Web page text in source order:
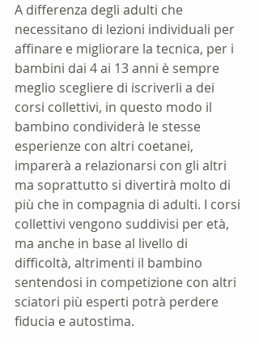
A differenza degli adulti che
necessitano di lezioni individuali per
affinare e migliorare la tecnica, per i
bambini dai 4 ai 13 anni è sempre
meglio scegliere di iscriverli a dei
corsi collettivi, in questo modo il
bambino condividerà le stesse
esperienze con altri coetanei,
imparerà a relazionarsi con gli altri
ma soprattutto si divertirà molto di
più che in compagnia di adulti. I corsi
collettivi vengono suddivisi per età,
ma anche in base al livello di
difficoltà, altrimenti il bambino
sentendosi in competizione con altri
sciatori più esperti potrà perdere
fiducia e autostima.